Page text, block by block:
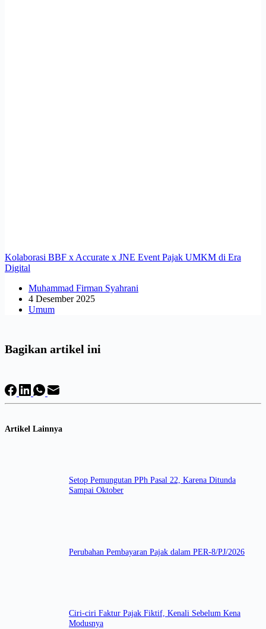
Kolaborasi BBF x Accurate x JNE Event Pajak UMKM di Era
Digital
Muhammad Firman Syahrani
4 Desember 2025
Umum
Bagikan artikel ini
Artikel Lainnya
Setop Pemungutan PPh Pasal 22, Karena Ditunda
Sampai Oktober
Perubahan Pembayaran Pajak dalam PER-8/PJ/2026
Ciri-ciri Faktur Pajak Fiktif, Kenali Sebelum Kena
Modusnya